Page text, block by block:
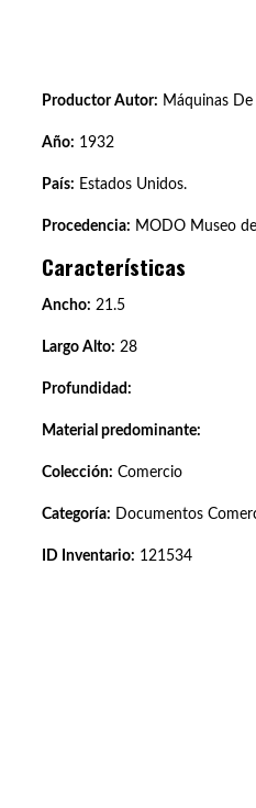
Productor Autor: Máquinas
Año: 1932
País: Estados Unidos.
Procedencia: MODO Museo
Características
Ancho: 21.5
Largo Alto: 28
Profundidad:
Material predominante:
Colección: Comercio
Categoría: Documentos
ID Inventario: 121534